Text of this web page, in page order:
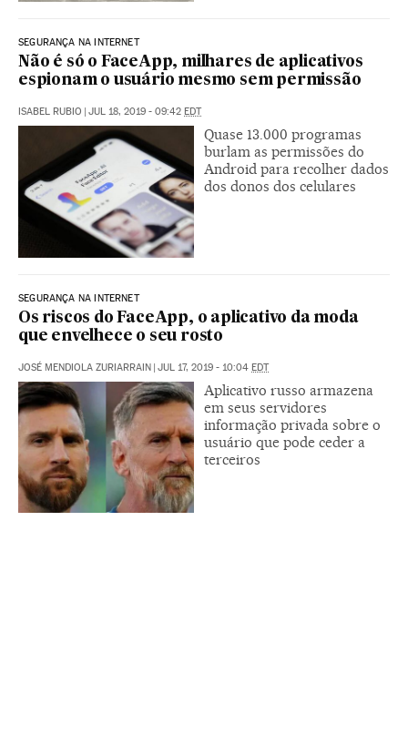
SEGURANÇA NA INTERNET
Não é só o FaceApp, milhares de aplicativos
espionam o usuário mesmo sem permissão
ISABEL RUBIO | JUL 18, 2019 - 09:42 EDT
Quase 13.000 programas
burlam as permissões do
Android para recolher dados
dos donos dos celulares
SEGURANÇA NA INTERNET
Os riscos do FaceApp, o aplicativo da moda
que envelhece o seu rosto
JOSÉ MENDIOLA ZURIARRAIN | JUL 17, 2019 - 10:04 EDT
Aplicativo russo armazena
em seus servidores
informação privada sobre o
usuário que pode ceder a
terceiros